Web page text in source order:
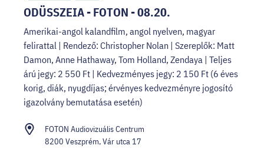
ODÜSSZEIA - FOTON - 08.20.
Amerikai-angol kalandfilm, angol nyelven, magyar
felirattal | Rendező: Christopher Nolan | Szereplők: Matt
Damon, Anne Hathaway, Tom Holland, Zendaya | Teljes
árú jegy: 2 550 Ft | Kedvezményes jegy: 2 150 Ft (6 éves
korig, diák, nyugdíjas; érvényes kedvezményre jogosító
igazolvány bemutatása esetén)
FOTON Audiovizuális Centrum
8200 Veszprém, Vár utca 17